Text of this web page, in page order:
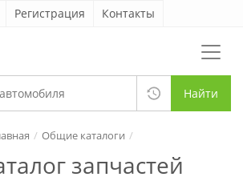
Регистрация Контакты
Найти
запчастей
Общие каталоги